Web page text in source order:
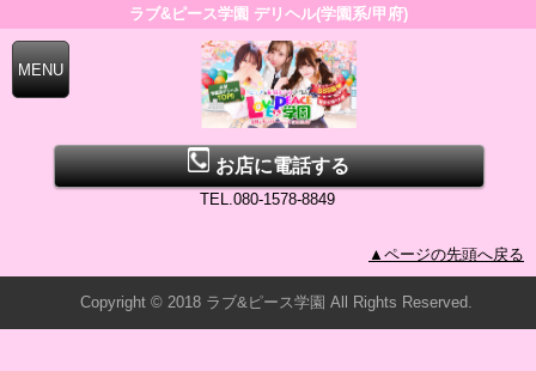
ラブ&ピース学園 デリヘル(学園系/甲府)
お店に電話する
TEL.080-1578-8849
▲ページの先頭へ戻る
Copyright © 2018 ラブ&ピース学園 All Rights Reserved.